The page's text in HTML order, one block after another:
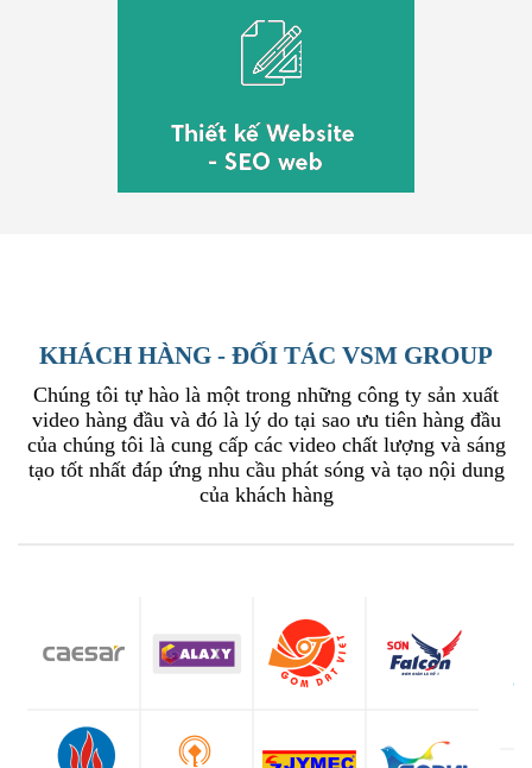
KHÁCH HÀNG - ĐỐI TÁC VSM GROUP
Chúng tôi tự hào là một trong những công ty sản xuất
video hàng đầu và đó là lý do tại sao ưu tiên hàng đầu
của chúng tôi là cung cấp các video chất lượng và sáng
tạo tốt nhất đáp ứng nhu cầu phát sóng và tạo nội dung
của khách hàng